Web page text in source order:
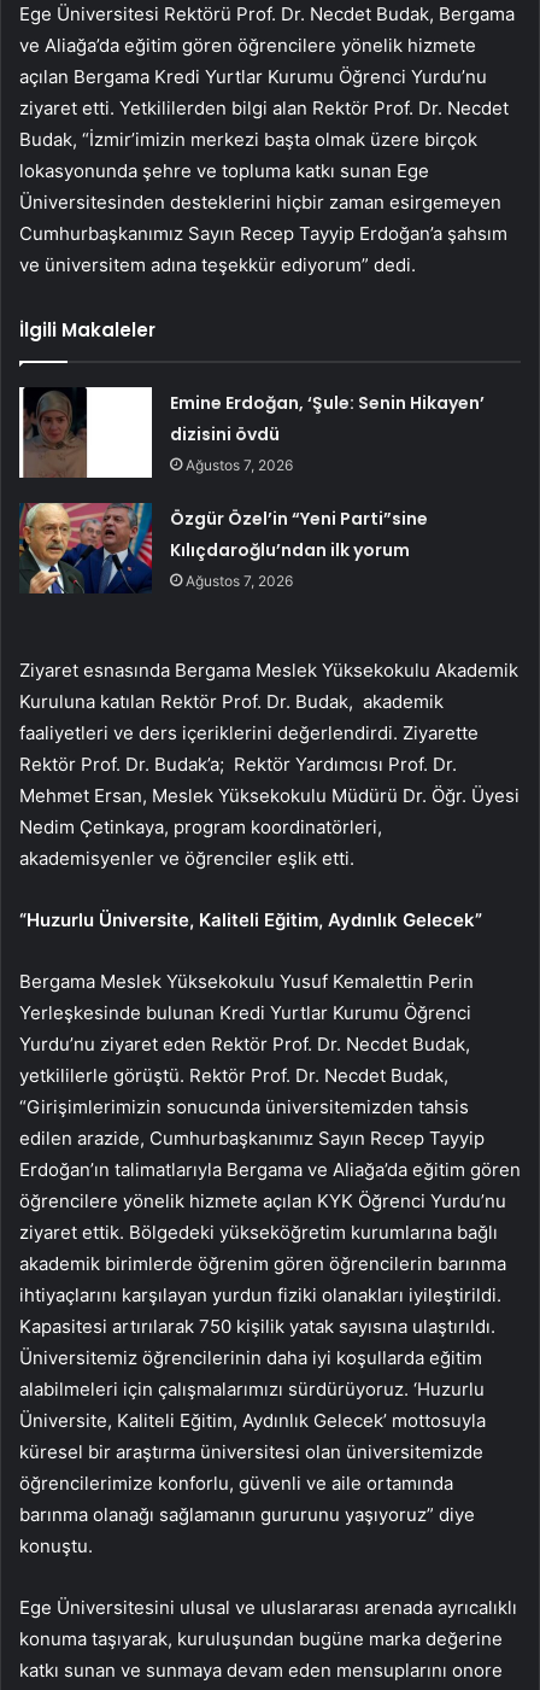
Ege Üniversitesi Rektörü Prof. Dr. Necdet Budak, Bergama
ve Aliağa’da eğitim gören öğrencilere yönelik hizmete
açılan Bergama Kredi Yurtlar Kurumu Öğrenci Yurdu’nu
ziyaret etti. Yetkililerden bilgi alan Rektör Prof. Dr. Necdet
Budak, “İzmir’imizin merkezi başta olmak üzere birçok
lokasyonunda şehre ve topluma katkı sunan Ege
Üniversitesinden desteklerini hiçbir zaman esirgemeyen
Cumhurbaşkanımız Sayın Recep Tayyip Erdoğan’a şahsım
ve üniversitem adına teşekkür ediyorum” dedi.
İlgili Makaleler
Emine Erdoğan, ‘Şule: Senin Hikayen’
dizisini övdü
Ağustos 7, 2026
Özgür Özel’in “Yeni Parti”sine
Kılıçdaroğlu’ndan ilk yorum
Ağustos 7, 2026
Ziyaret esnasında Bergama Meslek Yüksekokulu Akademik
Kuruluna katılan Rektör Prof. Dr. Budak, akademik
faaliyetleri ve ders içeriklerini değerlendirdi. Ziyarette
Rektör Prof. Dr. Budak’a; Rektör Yardımcısı Prof. Dr.
Mehmet Ersan, Meslek Yüksekokulu Müdürü Dr. Öğr. Üyesi
Nedim Çetinkaya, program koordinatörleri,
akademisyenler ve öğrenciler eşlik etti.
“Huzurlu Üniversite, Kaliteli Eğitim, Aydınlık Gelecek”
Bergama Meslek Yüksekokulu Yusuf Kemalettin Perin
Yerleşkesinde bulunan Kredi Yurtlar Kurumu Öğrenci
Yurdu’nu ziyaret eden Rektör Prof. Dr. Necdet Budak,
yetkililerle görüştü. Rektör Prof. Dr. Necdet Budak,
“Girişimlerimizin sonucunda üniversitemizden tahsis
edilen arazide, Cumhurbaşkanımız Sayın Recep Tayyip
Erdoğan’ın talimatlarıyla Bergama ve Aliağa’da eğitim gören
öğrencilere yönelik hizmete açılan KYK Öğrenci Yurdu’nu
ziyaret ettik. Bölgedeki yükseköğretim kurumlarına bağlı
akademik birimlerde öğrenim gören öğrencilerin barınma
ihtiyaçlarını karşılayan yurdun fiziki olanakları iyileştirildi.
Kapasitesi artırılarak 750 kişilik yatak sayısına ulaştırıldı.
Üniversitemiz öğrencilerinin daha iyi koşullarda eğitim
alabilmeleri için çalışmalarımızı sürdürüyoruz. ‘Huzurlu
Üniversite, Kaliteli Eğitim, Aydınlık Gelecek’ mottosuyla
küresel bir araştırma üniversitesi olan üniversitemizde
öğrencilerimize konforlu, güvenli ve aile ortamında
barınma olanağı sağlamanın gururunu yaşıyoruz” diye
konuştu.
Ege Üniversitesini ulusal ve uluslararası arenada ayrıcalıklı
konuma taşıyarak, kuruluşundan bugüne marka değerine
katkı sunan ve sunmaya devam eden mensuplarını onore